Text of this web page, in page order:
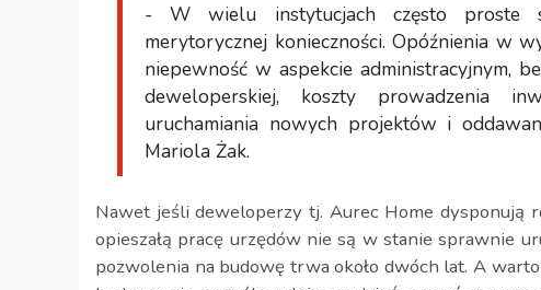
- W wielu instytucjach często proste
merytorycznej konieczności. Opóźnienia w
niepewność w aspekcie administracyjnym,
deweloperskiej, koszty prowadzenia
uruchamiania nowych projektów i
Mariola Żak.
Nawet jeśli deweloperzy tj. Aurec Home dysponują
opieszałą pracę urzędów nie są w stanie sprawnie
pozwolenia na budowę trwa około dwóch lat. A